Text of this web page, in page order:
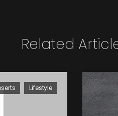
Related
Lifestyle